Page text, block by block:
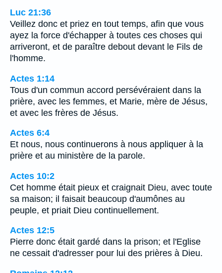
Luc 21:36
Veillez donc et priez en tout temps, afin que vous
ayez la force d'échapper à toutes ces choses qui
arriveront, et de paraître debout devant le Fils de
l'homme.
Actes 1:14
Tous d'un commun accord persévéraient dans la
prière, avec les femmes, et Marie, mère de Jésus,
et avec les frères de Jésus.
Actes 6:4
Et nous, nous continuerons à nous appliquer à la
prière et au ministère de la parole.
Actes 10:2
Cet homme était pieux et craignait Dieu, avec toute
sa maison; il faisait beaucoup d'aumônes au
peuple, et priait Dieu continuellement.
Actes 12:5
Pierre donc était gardé dans la prison; et l'Eglise
ne cessait d'adresser pour lui des prières à Dieu.